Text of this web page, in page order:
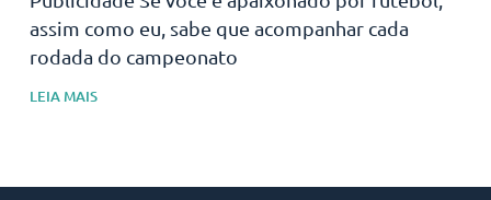
assim como eu, sabe que acompanhar cada
rodada do campeonato
LEIA MAIS